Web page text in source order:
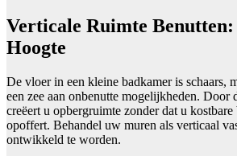
Verticale Ruimte Benutten:
Hoogte
De vloer in een kleine badkamer is schaars,
een zee aan onbenutte mogelijkheden. Door
creëert u opbergruimte zonder dat u
opoffert. Behandel uw muren als verticaal
ontwikkeld te worden.